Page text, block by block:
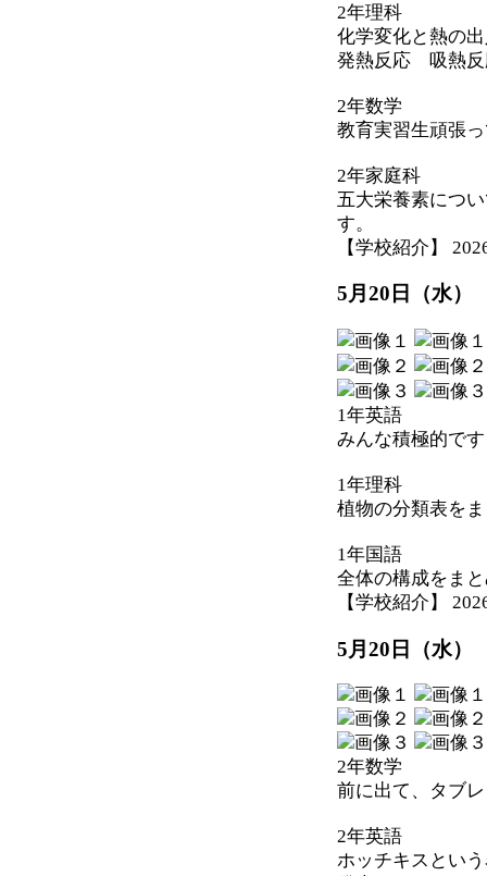
2年理科
化学変化と熱の
発熱反応 吸熱反
2年数学
教育実習生頑張
2年家庭科
五大栄養素につ
す。
【学校紹介】
5月20日（水
1年英語
みんな積極的で
1年理科
植物の分類表を
1年国語
全体の構成をま
【学校紹介】
5月20日（水
2年数学
前に出て、タブ
2年英語
ホッチキスとい